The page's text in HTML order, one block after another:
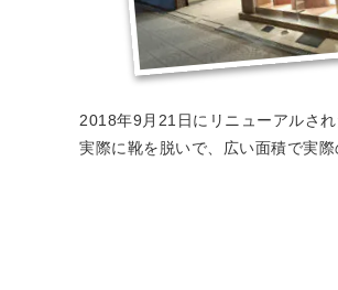
2018年9月21日にリニューアルさ
実際に靴を脱いで、広い面積で実